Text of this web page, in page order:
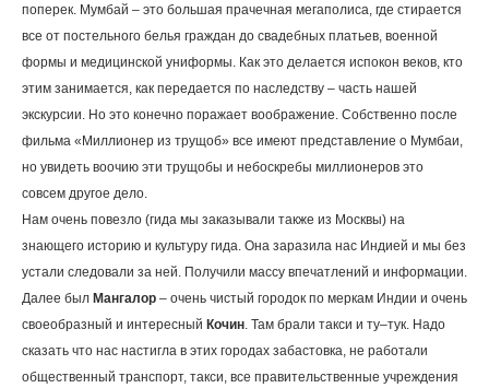
поперек. Мумбай – это большая прачечная мегаполиса, где стирается
все от постельного белья граждан до свадебных платьев, военной
формы и медицинской униформы. Как это делается испокон веков, кто
этим занимается, как передается по наследству – часть нашей
экскурсии. Но это конечно поражает воображение. Собственно после
фильма «Миллионер из трущоб» все имеют представление о Мумбаи,
но увидеть воочию эти трущобы и небоскребы миллионеров это
совсем другое дело.
Нам очень повезло (гида мы заказывали также из Москвы) на
знающего историю и культуру гида. Она заразила нас Индией и мы без
устали следовали за ней. Получили массу впечатлений и информации.
Далее был Мангалор – очень чистый городок по меркам Индии и очень
своеобразный и интересный Кочин. Там брали такси и ту–тук. Надо
сказать что нас настигла в этих городах забастовка, не работали
общественный транспорт, такси, все правительственные учреждения